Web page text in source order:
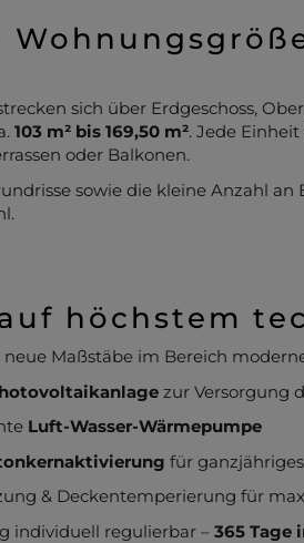
sich über Erdgeschoss,
103 m² bis 169,50 m². Jede
oder Balkonen.
sowie die kleine Anzahl
höchstem
neue Maßstäbe im Bereich
zur Versorgung
Luft-Wasser-Wärmepumpe
für
& Deckentemperierung für
individuell regulierbar – 365 Tage